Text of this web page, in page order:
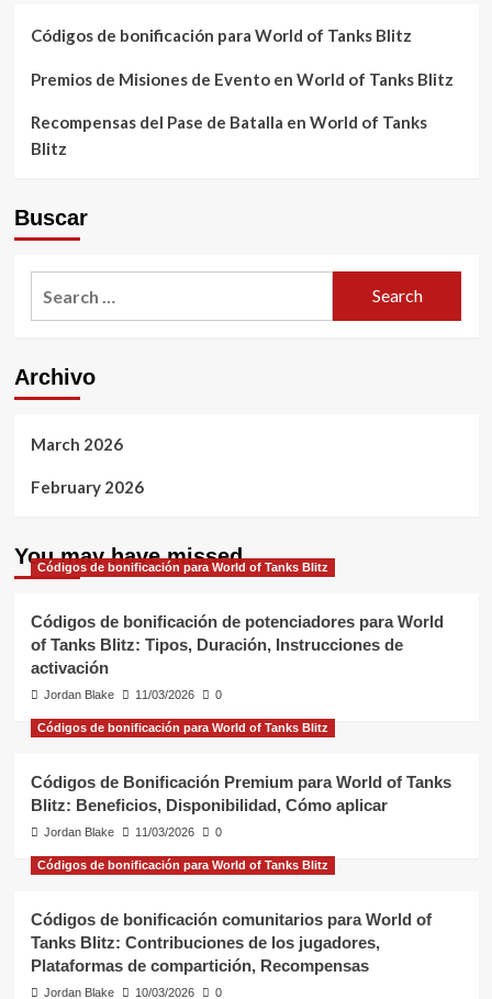
Códigos de bonificación para World of Tanks Blitz
Premios de Misiones de Evento en World of Tanks Blitz
Recompensas del Pase de Batalla en World of Tanks
Blitz
Buscar
Archivo
March 2026
February 2026
You may have missed
Códigos de bonificación para World of Tanks Blitz
Códigos de bonificación de potenciadores para World
of Tanks Blitz: Tipos, Duración, Instrucciones de
activación
Jordan Blake 11/03/2026 0
Códigos de bonificación para World of Tanks Blitz
Códigos de Bonificación Premium para World of Tanks
Blitz: Beneficios, Disponibilidad, Cómo aplicar
Jordan Blake 11/03/2026 0
Códigos de bonificación para World of Tanks Blitz
Códigos de bonificación comunitarios para World of
Tanks Blitz: Contribuciones de los jugadores,
Plataformas de compartición, Recompensas
Jordan Blake 10/03/2026 0